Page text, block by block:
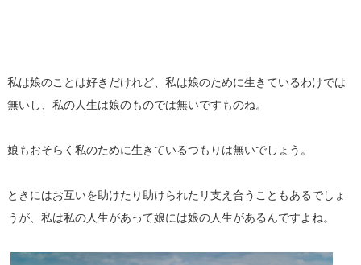
私は娘のことは好きだけれど、私は娘のために生きているわけでは
無いし、私の人生は娘のものでは無いですものね。
娘もおそらく私のために生きているつもりは無いでしょう。
ときにはお互いを助けたり助けられたリ支え合うこともあるでしょ
うが、私は私の人生があって娘には娘の人生があるんですよね。